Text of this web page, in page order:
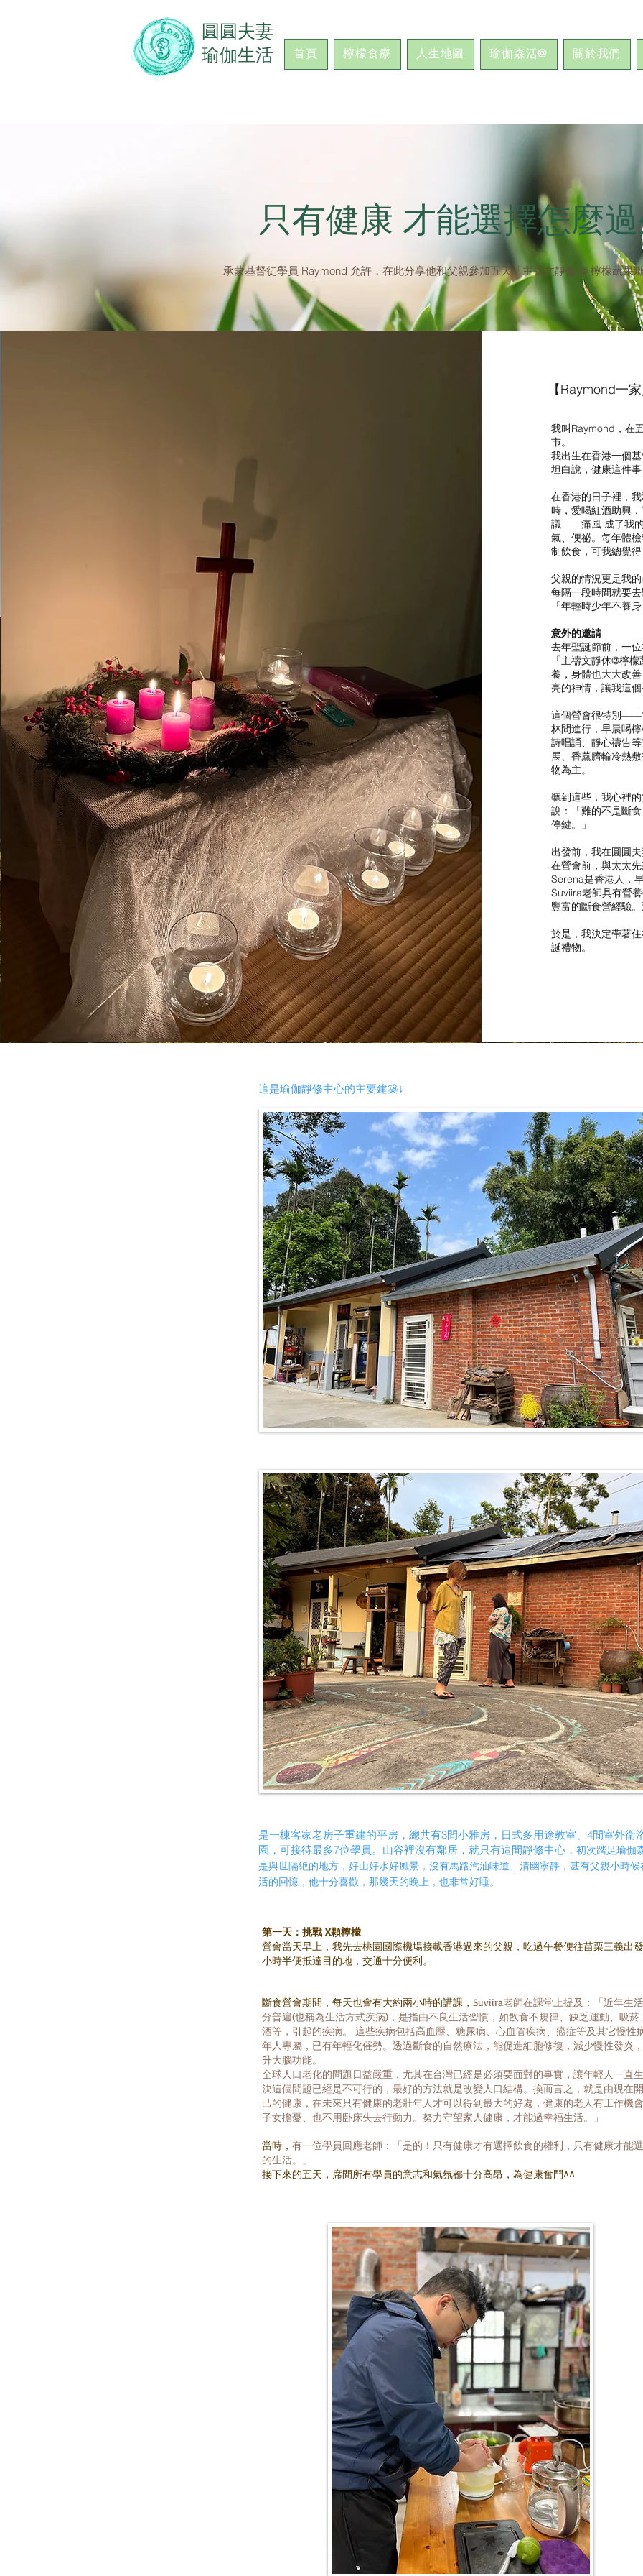
​圓圓夫妻
瑜伽生活
首頁 檸檬食療 人生地圖 瑜伽森活@ 關於我們
只有健康 才能選擇怎麼
承蒙基督徒學員 Raymond 允許，在此分享他和父親參加五天「主禱文靜修 @ 檸檬蔬果
【Raymond一
我叫Raymond，在
巿。
我出生在香港一個
坦白說，健康這件
在香港的日子裡，
時，愛喝紅酒助興
議——痛風 成了我的
氣、便祕。每年體
制飲食，可我總覺
父親的情況更是我
每隔一段時間就要
「年輕時少年不養
意外的邀請
去年聖誕節前，一
「主禱文靜休@檸
養，身體也大大改
亮的神情，讓我這
這個營會很特別——
林間進行，早晨喝
詩唱誦、靜心禱告
展、香薰臍輪冷熱
物為主。
聽到這些，我心裡
說：「難的不是斷
停鍵。」
出發前，我在圓圓
在營會前，與太太
Serena是香港人，
Suviira老師具有營
豐富的斷食營經驗
於是，我決定帶著
誕禮物。
這是瑜伽靜修中心的主要建築↓
是一棟客家老房子重建的平房，總共有3間小雅房，日式多用途教室、4間室外衛
園，可接待最多7位學員。山谷裡沒有鄰居，就只有這間靜修中心， 初次踏足瑜伽
是與世隔絶的地方，好山好水好風景，沒有馬路汽油味道、清幽寧靜，甚有父親小時候
活的回憶，他十分喜歡，那幾天的晚上，也非常好睡。
第一天：挑戰 X顆檸檬
營會當天早上，我先去桃園國際機場接載香港過來的父親，吃過午餐便往苗栗三義出
小時半便抵達目的地，交通十分便利。
斷食營會期間，每天也會有大約兩小時的講課， Suviira老師在課堂上提及：「近年生
分普遍(也稱為生活方式疾病)，是指由不良生活習慣，如飲食不規律、缺乏運動、吸菸
酒等，引起的疾病。 這些疾病包括高血壓、糖尿病、心血管疾病、癌症等及其它慢性
年人專屬，已有年輕化催勢。透過斷食的自然療法，能促進細胞修復，減少慢性發炎
升大腦功能。
全球人口老化的問題日益嚴重，尤其在台灣已經是必須要面對的事實，讓年輕人一直
決這個問題已經是不可行的，最好的方法就是改變人口結構。換而言之，就是由現在
己的健康，在未來只有健康的老壯年人才可以得到最大的好處，健康的老人有工作機
子女擔憂、也不用卧床失去行動力。努力守望家人健康，才能過幸福生活。」
當時， 有一位學員回應老師：「是的！只有健康才有選擇飲食的權利，只有健康才能
的生活。」
接下來的五天，席間所有學員的意志和氣氛都十分高昂，為健康奮鬥^^